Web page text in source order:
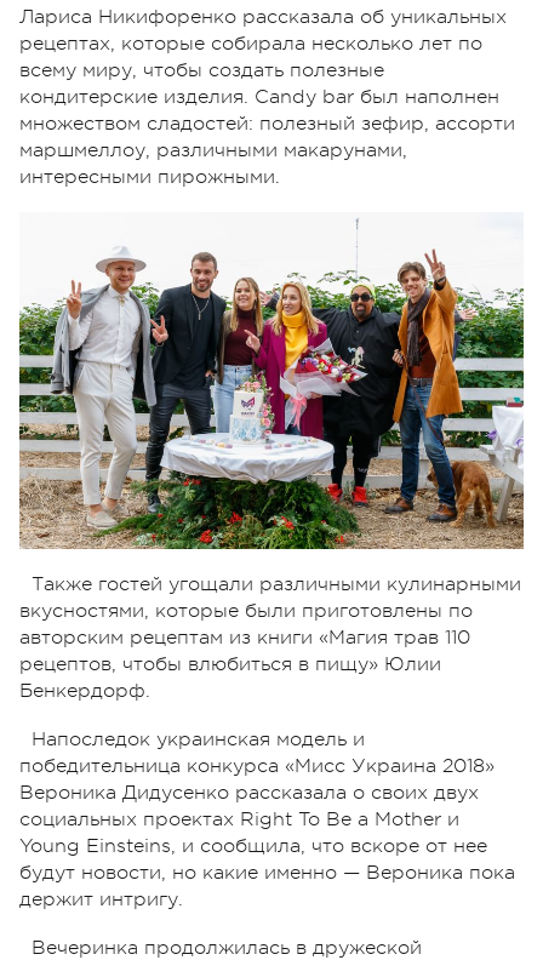
Лариса Никифоренко рассказала об уникальных
рецептах, которые собирала несколько лет по
всему миру, чтобы создать полезные
кондитерские изделия. Candy bar был наполнен
множеством сладостей: полезный зефир, ассорти
маршмеллоу, различными макарунами,
интересными пирожными.
Также гостей угощали различными кулинарными
вкусностями, которые были приготовлены по
авторским рецептам из книги «Магия трав 110
рецептов, чтобы влюбиться в пищу» Юлии
Бенкердорф.
Напоследок украинская модель и
победительница конкурса «Мисс Украина 2018»
Вероника Дидусенко рассказала о своих двух
социальных проектах Right To Be a Mother и
Young Einsteins, и сообщила, что вскоре от нее
будут новости, но какие именно — Вероника пока
держит интригу.
Вечеринка продолжилась в дружеской